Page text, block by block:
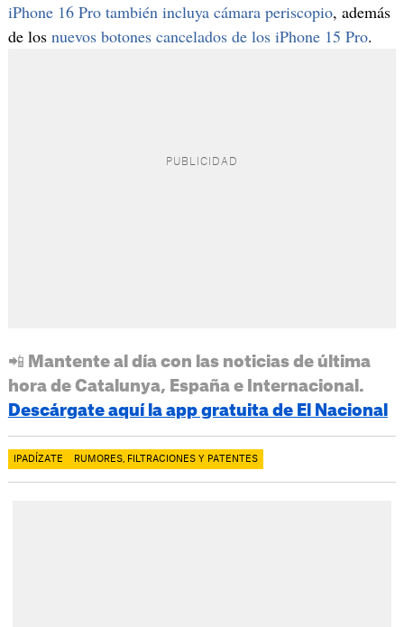
iPhone 16 Pro también incluya cámara periscopio, además
de los nuevos botones cancelados de los iPhone 15 Pro.
📲 Mantente al día con las noticias de última
hora de Catalunya, España e Internacional.
Descárgate aquí la app gratuita de El Nacional
IPADÍZATE RUMORES, FILTRACIONES Y PATENTES